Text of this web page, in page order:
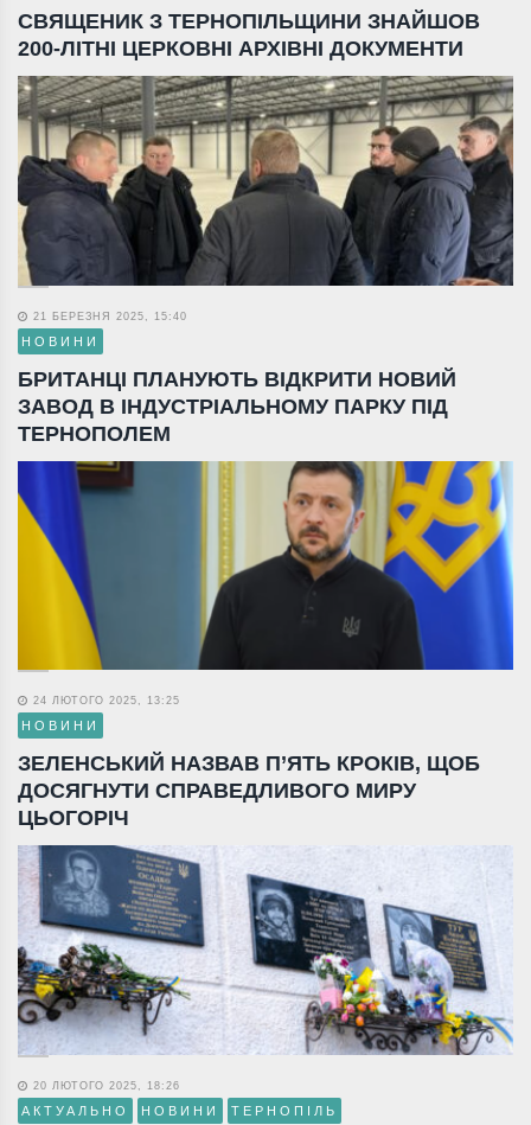
СВЯЩЕНИК З ТЕРНОПІЛЬЩИНИ ЗНАЙШОВ
200-ЛІТНІ ЦЕРКОВНІ АРХІВНІ ДОКУМЕНТИ
21 БЕРЕЗНЯ 2025, 15:40
НОВИНИ
БРИТАНЦІ ПЛАНУЮТЬ ВІДКРИТИ НОВИЙ
ЗАВОД В ІНДУСТРІАЛЬНОМУ ПАРКУ ПІД
ТЕРНОПОЛЕМ
24 ЛЮТОГО 2025, 13:25
НОВИНИ
ЗЕЛЕНСЬКИЙ НАЗВАВ П’ЯТЬ КРОКІВ, ЩОБ
ДОСЯГНУТИ СПРАВЕДЛИВОГО МИРУ
ЦЬОГОРІЧ
20 ЛЮТОГО 2025, 18:26
АКТУАЛЬНО НОВИНИ ТЕРНОПІЛЬ